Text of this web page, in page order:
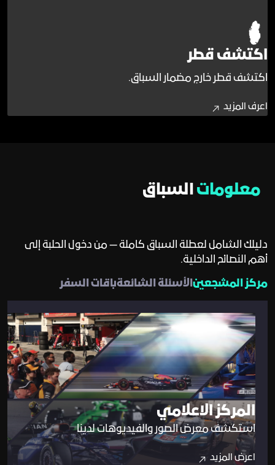
اكتشف قطر
اكتشف قطر خارج مضمار السباق.
اعرف المزيد
معلوماتالسباق
دليلك الشامل لعطلة السباق كاملة — من دخول الحلبة إلى
أهم النصائح الداخلية.
مركز المشجعينالأسئلة الشائعةباقات السفر
المركز الاعلامي
استكشف معرض الصور والفيديوهات لدينا
اعرض المزيد